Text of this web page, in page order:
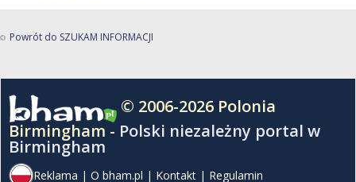
Powrót do SZUKAM INFORMACJI
© 2006-2026 Polonia
Birmingham - Polski niezależny portal w
Birmingham
Reklama | O bham.pl | Kontakt | Regulamin